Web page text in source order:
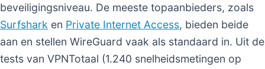
beveiligingsniveau. De meeste topaanbieders, zoals
Surfshark en Private Internet Access, bieden beide
aan en stellen WireGuard vaak als standaard in. Uit de
tests van VPNTotaal (1.240 snelheidsmetingen op